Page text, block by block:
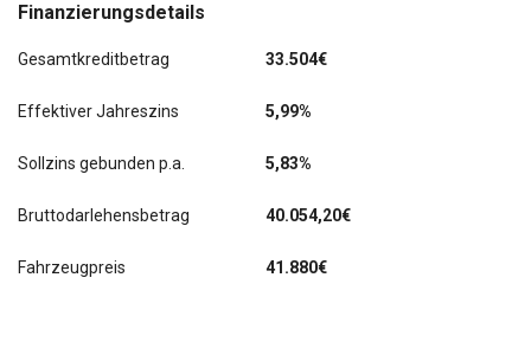
Finanzierungsdetails
Gesamtkreditbetrag 33.504€
Effektiver Jahreszins 5,99%
Sollzins gebunden p.a. 5,83%
Bruttodarlehensbetrag 40.054,20€
Fahrzeugpreis 41.880€